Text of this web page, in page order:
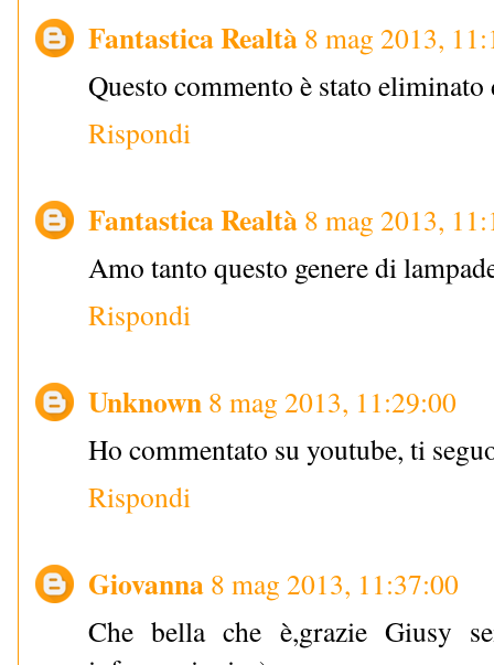
Fantastica Realtà 8 mag 2013,
Questo commento è stato
Rispondi
Fantastica Realtà 8 mag 2013,
Amo tanto questo genere di
Rispondi
Unknown 8 mag 2013, 11:29:00
Ho commentato su youtube, ti
Rispondi
Giovanna 8 mag 2013, 11:37:00
Che bella che è,grazie Giusy